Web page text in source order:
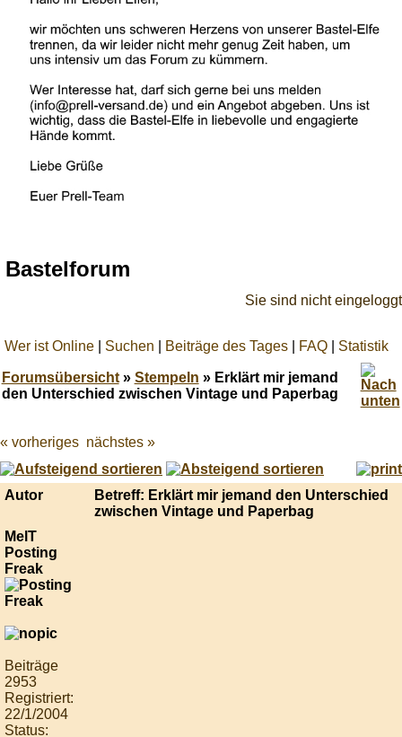
Bastelforum
Sie sind nicht eingeloggt
Wer ist Online Suchen Beiträge des Tages FAQ Statistik
Forumsübersicht» Stempeln » Erklärt mir jemand
den Unterschied zwischen Vintage und Paperbag
Best
online
live
casino
« vorheriges nächstes »
Autor
Betreff: Erklärt mir jemand den Unterschied
zwischen Vintage und Paperbag
MelT
Posting
Freak
Beiträge
2953
Registriert:
22/1/2004
Status: